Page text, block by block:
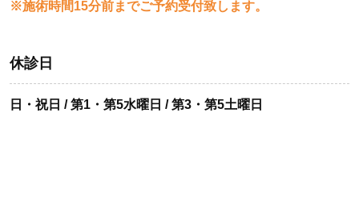
※施術時間15分前までご予約受付致します。
休診日
日・祝日 / 第1・第5水曜日 / 第3・第5土曜日